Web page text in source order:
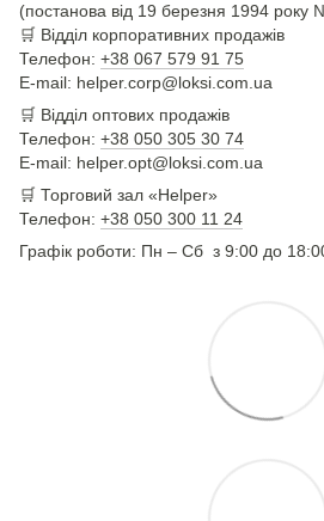
(постанова від 19 березня 1994 року
🛒 Відділ корпоративних продажів
Телефон: +38 067 579 91 75
E-mail: helper.corp@loksi.com.ua
🛒 Відділ оптових продажів
Телефон: +38 050 305 30 74
E-mail: helper.opt@loksi.com.ua
🛒 Торговий зал «Helper»
Телефон: +38 050 300 11 24
Графік роботи: Пн – Сб з 9:00 до